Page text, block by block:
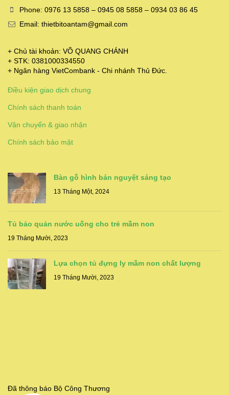
Phone: 0976 13 5858 – 0945 08 5858 – 0934 03 86 45
Email: thietbitoantam@gmail.com
+ Chủ tài khoản: VÕ QUANG CHÁNH
+ STK: 0381000334550
+ Ngân hàng VietCombank - Chi nhánh Thủ Đức.
Điều kiện giao dịch chung
Chính sách thanh toán
Vận chuyển & giao nhận
Chính sách bảo mật
Bàn gỗ hình bán nguyệt sáng tạo
13 Tháng Một, 2024
Tủ bảo quản nước uống cho trẻ mầm non
19 Tháng Mười, 2023
Lựa chọn tủ đựng ly mầm non chất lượng
19 Tháng Mười, 2023
Đã thông báo Bộ Công Thương